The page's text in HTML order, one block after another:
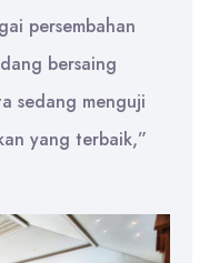
persembahan
bersaing
sedang menguji
yang terbaik,”